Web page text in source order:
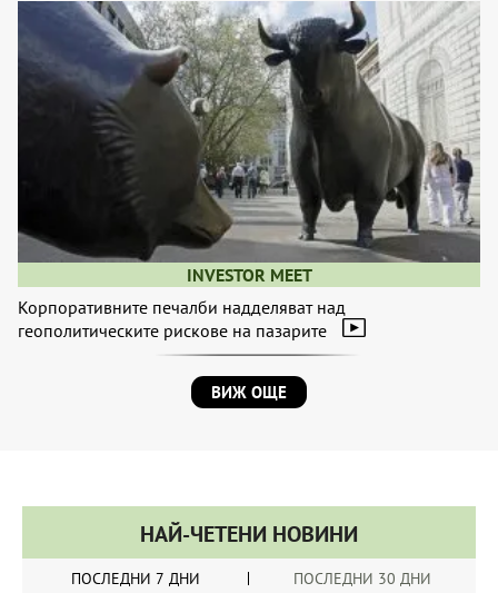
INVESTOR MEET
Корпоративните печалби надделяват над
геополитическите рискове на пазарите
ВИЖ ОЩЕ
НАЙ-ЧЕТЕНИ НОВИНИ
ПОСЛЕДНИ 7 ДНИ ПОСЛЕДНИ 30 ДНИ